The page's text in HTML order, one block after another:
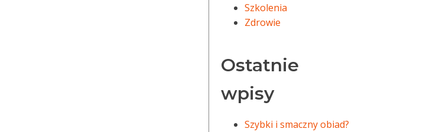
Szkolenia
Zdrowie
Ostatnie
wpisy
Szybki i smaczny obiad?